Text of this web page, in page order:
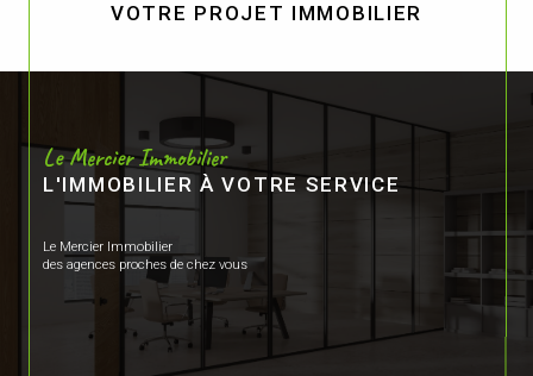
VOTRE PROJET IMMOBILIER
Le Mercier Immobilier
L'IMMOBILIER À VOTRE SERVICE
Le Mercier Immobilier
des agences proches de chez vous